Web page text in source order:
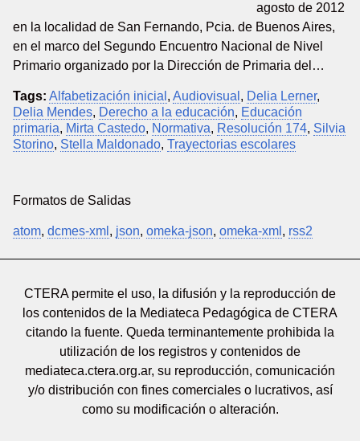
agosto de 2012
en la localidad de San Fernando, Pcia. de Buenos Aires,
en el marco del Segundo Encuentro Nacional de Nivel
Primario organizado por la Dirección de Primaria del…
Tags: Alfabetización inicial , Audiovisual , Delia Lerner,
Delia Mendes, Derecho a la educación, Educación
primaria, Mirta Castedo, Normativa, Resolución 174, Silvia
Storino, Stella Maldonado, Trayectorias escolares
Formatos de Salidas
atom, dcmes-xml , json, omeka-json, omeka-xml , rss2
CTERA permite el uso, la difusión y la reproducción de
los contenidos de la Mediateca Pedagógica de CTERA
citando la fuente. Queda terminantemente prohibida la
utilización de los registros y contenidos de
mediateca.ctera.org.ar, su reproducción, comunicación
y/o distribución con fines comerciales o lucrativos, así
como su modificación o alteración.